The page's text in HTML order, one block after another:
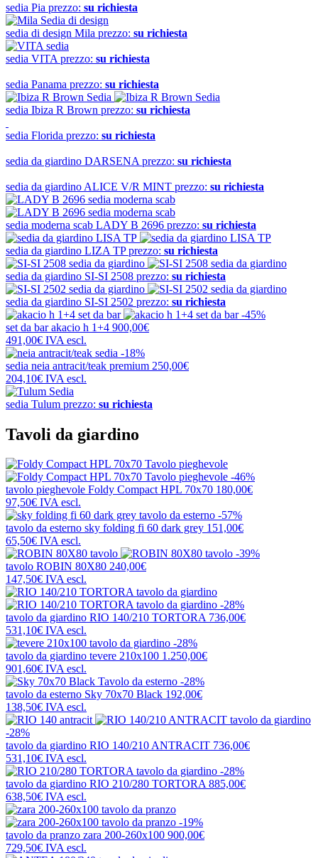
sedia Pia prezzo: su richiesta
sedia di design Mila prezzo: su richiesta
sedia VITA prezzo: su richiesta
sedia Panama prezzo: su richiesta
sedia Ibiza R Brown prezzo: su richiesta
sedia Florida prezzo: su richiesta
sedia da giardino DARSENA prezzo: su richiesta
sedia da giardino ALICE V/R MINT prezzo: su richiesta
sedia moderna scab LADY B 2696 prezzo: su richiesta
sedia da giardino LIZA TP prezzo: su richiesta
sedia da giardino SI-SI 2508 prezzo: su richiesta
sedia da giardino SI-SI 2502 prezzo: su richiesta
-45%
set da barakacio h 1+4 900,00€
491,00€ IVA escl.
-18%
sedia neia antracit/teak premium 250,00€
204,10€ IVA escl.
sedia Tulum prezzo: su richiesta
Tavoli da giardino
-46%
tavolo pieghevole Foldy Compact HPL 70x70 180,00€
97,50€ IVA escl.
-57%
tavolo da esterno sky folding fi 60 dark grey 151,00€
65,50€ IVA escl.
-39%
tavolo ROBIN 80X80 240,00€
147,50€ IVA escl.
-28%
tavolo da giardino RIO 140/210 TORTORA 736,00€
531,10€ IVA escl.
-28%
tavolo da giardino tevere 210x100 1.250,00€
901,60€ IVA escl.
-28%
tavolo da esterno Sky 70x70 Black 192,00€
138,50€ IVA escl.
-28%
tavolo da giardino RIO 140/210 ANTRACIT 736,00€
531,10€ IVA escl.
-28%
tavolo da giardino RIO 210/280 TORTORA 885,00€
638,50€ IVA escl.
-19%
tavolo da pranzo zara 200-260x100 900,00€
729,50€ IVA escl.